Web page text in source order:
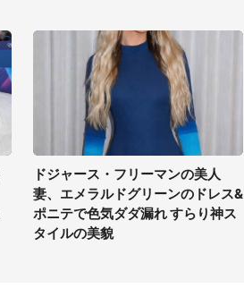
ドジャース・フリーマンの美人
妻、エメラルドグリーンのドレス&
ポニテで色気ダダ漏れ すらり神ス
タイルの美貌